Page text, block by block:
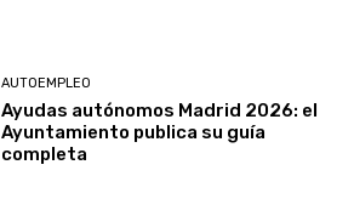
AUTOEMPLEO
Ayudas autónomos Madrid 2026: el
Ayuntamiento publica su guía
completa